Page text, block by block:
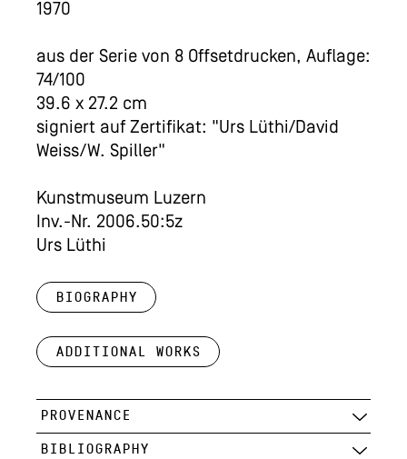
1970
aus der Serie von 8 Offsetdrucken, Auflage:
74/100
39.6 x 27.2 cm
signiert auf Zertifikat: "Urs Lüthi/David
Weiss/W. Spiller"
Kunstmuseum Luzern
Inv.-Nr. 2006.50:5z
Urs Lüthi
Biography
Additional works
PROVENANCE
BIBLIOGRAPHY